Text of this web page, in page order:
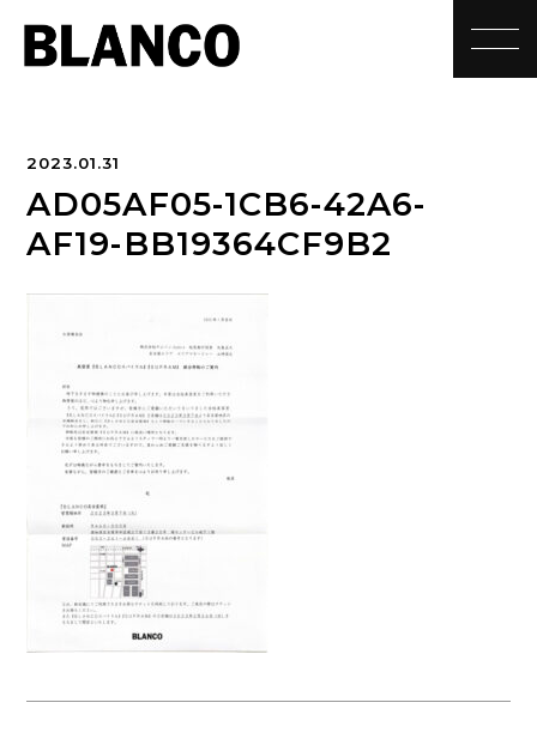
2023.01.31
AD05AF05-1CB6-42A6-
AF19-BB19364CF9B2